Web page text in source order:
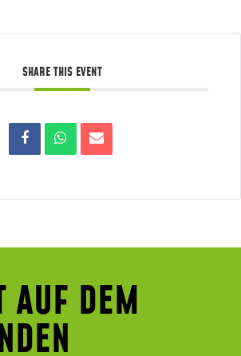
SHARE THIS EVENT
AUF DEM